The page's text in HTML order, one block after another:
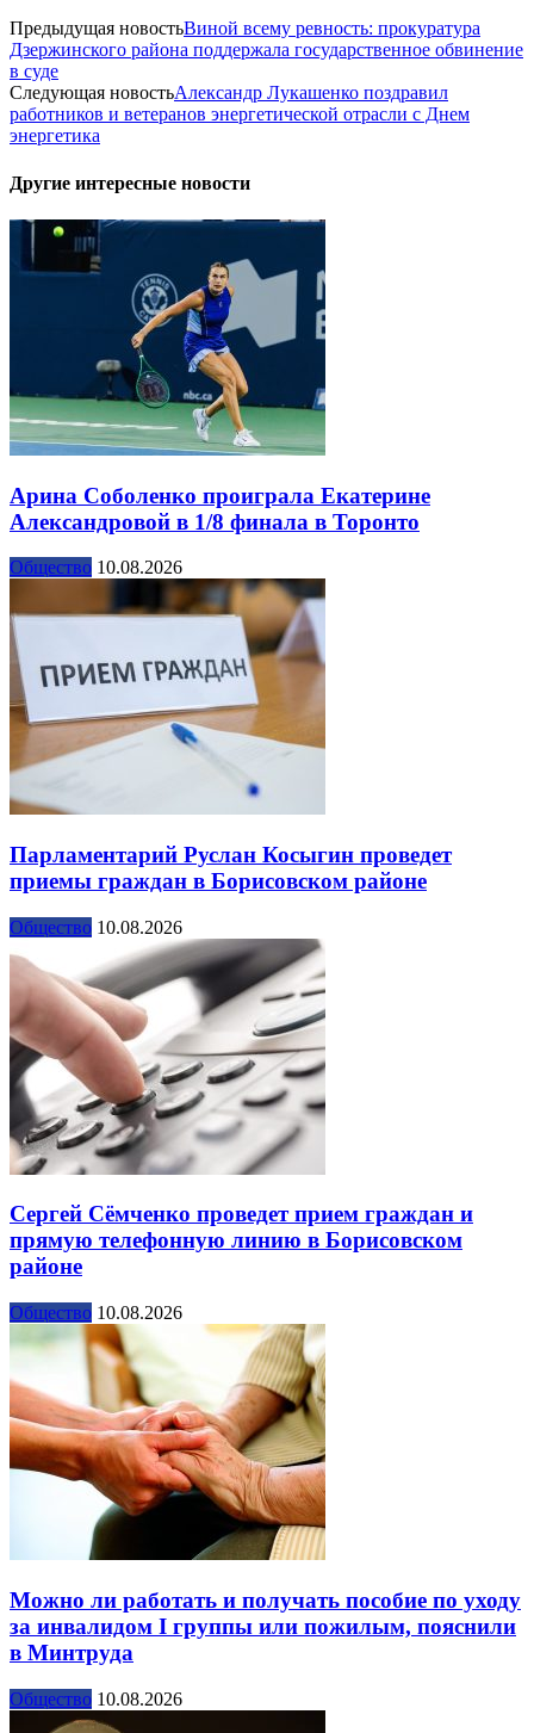
Предыдущая новостьВиной всему ревность: прокуратура
Дзержинского района поддержала государственное обвинение
в суде
Следующая новостьАлександр Лукашенко поздравил
работников и ветеранов энергетической отрасли с Днем
энергетика
Другие интересные новости
Арина Соболенко проиграла Екатерине
Александровой в 1/8 финала в Торонто
Общество 10.08.2026
Парламентарий Руслан Косыгин проведет
приемы граждан в Борисовском районе
Общество 10.08.2026
Сергей Сёмченко проведет прием граждан и
прямую телефонную линию в Борисовском
районе
Общество 10.08.2026
Можно ли работать и получать пособие по уходу
за инвалидом I группы или пожилым, пояснили
в Минтруда
Общество 10.08.2026